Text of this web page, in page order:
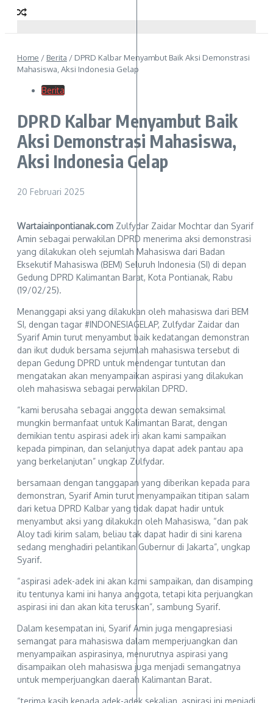
Home / Berita / DPRD Kalbar Menyambut Baik Aksi Demonstrasi
Mahasiswa, Aksi Indonesia Gelap
Berita
DPRD Kalbar Menyambut Baik
Aksi Demonstrasi Mahasiswa,
Aksi Indonesia Gelap
20 Februari 2025
Wartaiainpontianak.com Zulfydar Zaidar Mochtar dan Syarif
Amin sebagai perwakilan DPRD menerima aksi demonstrasi
yang dilakukan oleh sejumlah Mahasiswa dari Badan
Eksekutif Mahasiswa (BEM) Seluruh Indonesia (SI) di depan
Gedung DPRD Kalimantan Barat, Kota Pontianak, Rabu
(19/02/25).
Menanggapi aksi yang dilakukan oleh mahasiswa dari BEM
SI, dengan tagar #INDONESIAGELAP, Zulfydar Zaidar dan
Syarif Amin turut menyambut baik kedatangan demonstran
dan ikut duduk bersama sejumlah mahasiswa tersebut di
depan Gedung DPRD untuk mendengar tuntutan dan
mengatakan akan menyampaikan aspirasi yang dilakukan
oleh mahasiswa sebagai perwakilan DPRD.
“kami berusaha sebagai anggota dewan semaksimal
mungkin bermanfaat untuk Kalimantan Barat, dengan
demikian tentu aspirasi adek ini akan kami sampaikan
kepada pimpinan, dan selanjutnya dapat adek pantau apa
yang berkelanjutan” ungkap Zulfydar.
bersamaan dengan tanggapan yang diberikan kepada para
demonstran, Syarif Amin turut menyampaikan titipan salam
dari ketua DPRD Kalbar yang tidak dapat hadir untuk
menyambut aksi yang dilakukan oleh Mahasiswa, “dan pak
Aloy tadi kirim salam, beliau tak dapat hadir di sini karena
sedang menghadiri pelantikan Gubernur di Jakarta”, ungkap
Syarif.
“aspirasi adek-adek ini akan kami sampaikan, dan disamping
itu tentunya kami ini hanya anggota, tetapi kita perjuangkan
aspirasi ini dan akan kita teruskan”, sambung Syarif.
Dalam kesempatan ini, Syarif Amin juga mengapresiasi
semangat para mahasiswa dalam memperjuangkan dan
menyampaikan aspirasinya, menurutnya aspirasi yang
disampaikan oleh mahasiswa juga menjadi semangatnya
untuk memperjuangkan daerah Kalimantan Barat.